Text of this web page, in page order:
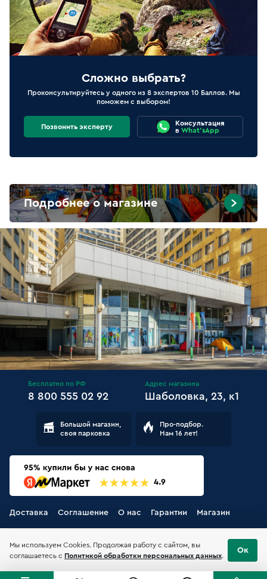
Сложно выбрать?
Проконсультируйтесь у одного из 8 экспертов 10 Баллов. Мы
поможем с выбором!
Позвонить эксперту
Консультация
в What'sApp
Подробнее о магазине
Бесплатно по РФ
8 800 555 02 92
Адрес магазина
Шаболовка, 23, к1
Большой магазин,
своя парковка
Про-подбор.
Нам 16 лет!
Доставка Соглашение О нас Гарантии Магазин
Мы используем Cookies. Продолжая работу с сайтом, вы
соглашаетесь с Политикой обработки персональных данных.
Ок